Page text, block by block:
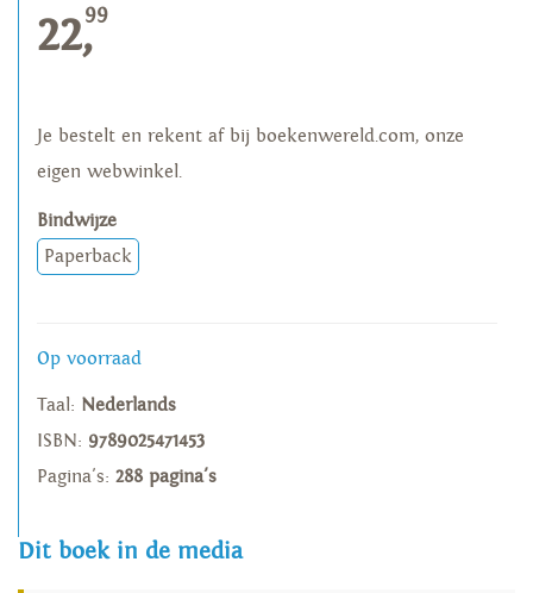
22,99
Je bestelt en rekent af bij boekenwereld.com, onze
eigen webwinkel.
Bindwijze
Paperback
Op voorraad
Taal: Nederlands
ISBN: 9789025471453
Pagina's: 288 pagina's
Dit boek in de media